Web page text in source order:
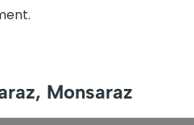
Monsaraz